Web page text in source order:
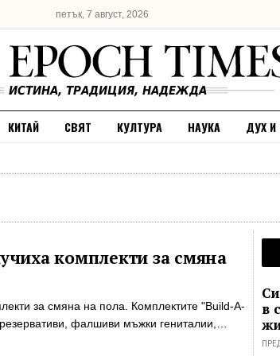
петък, 7 август, 2026
КИТАЙ СВЯТ КУЛТУРА НАУКА ДУХ И
комплекти за смяна
за смяна на пола. Комплектите "Build-A-
фалшиви мъжки гениталии,
на мъжки гениталии и други. Разследване
в